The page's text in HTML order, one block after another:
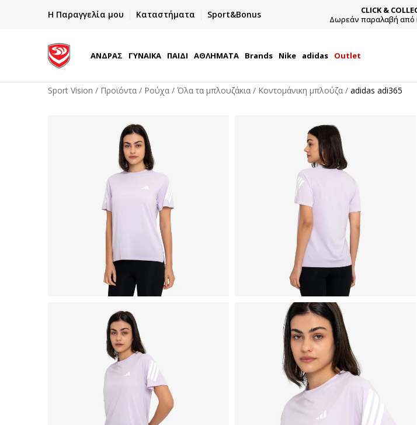
Η Παραγγελία μου Καταστήματα Sport&Bonus
ΓΡΗΓΟΡΟΤΕΡΗ ΠΑΡΑΔΟΣΗ ΜΕ BOX NOW
Παραλαβή 24/7
CLICK &
Δωρεάν παραλαβή από
ΑΝΔΡΑΣ ΓΥΝΑΙΚΑ ΠΑΙΔΙ ΑΘΛΗΜΑΤΑ Brands Nike adidas Outlet
Sport Vision Προϊόντα Ρούχα Όλα τα μπλουζάκια Κοντομάνικη μπλούζα adidas adi365